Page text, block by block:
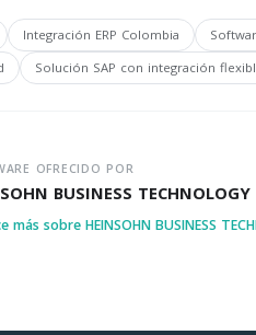
Integración ERP Colombia
Solución SAP con integración
OFRECIDO POR
BUSINESS TECHNOLOGY
más sobre HEINSOHN BUSINESS